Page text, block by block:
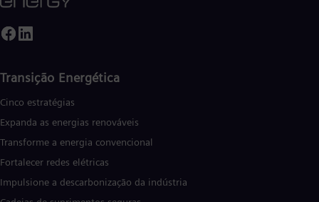
Transição Energética
Cinco estratégias
Expanda as energias renováveis
Transforme a energia convencional
Fortalecer redes elétricas
Impulsione a descarbonização da indústria